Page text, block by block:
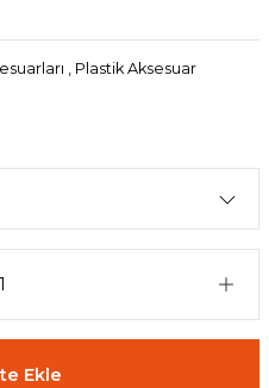
, Plastik Aksesuar
Ekle